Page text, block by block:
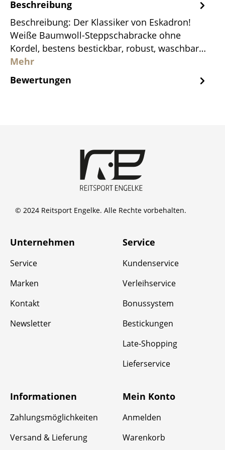
Beschreibung
Beschreibung: Der Klassiker von Eskadron!
Weiße Baumwoll-Steppschabracke ohne
Kordel, bestens bestickbar, robust, waschbar…
Mehr
Bewertungen
© 2024 Reitsport Engelke. Alle Rechte vorbehalten.
Unternehmen
Service
Marken
Kontakt
Newsletter
Service
Kundenservice
Verleihservice
Bonussystem
Bestickungen
Late-Shopping
Lieferservice
Informationen
Zahlungsmöglichkeiten
Versand & Lieferung
Mein Konto
Anmelden
Warenkorb